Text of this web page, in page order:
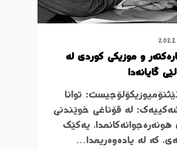
و موزیکی کوردی لە
گایانەدا
توانا
لە قۆناغی خوێندنی
هونەرەجوانەکانمدا، یەکێک
کە لە یادەوەریمدا…